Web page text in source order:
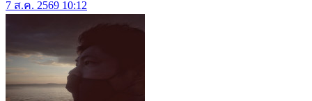
7 ส.ค. 2569 10:12